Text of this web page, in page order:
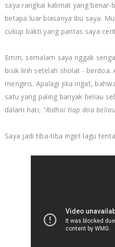
saya rangkai kalimat yang
betapa luar biasanya ibu saya.
cukup bakti yang pantas saya
Emm, semalam saya nggak
bisik lirih setelah sholat - berdoa.
mengiris. Apalagi jika ingat,
satu yang paling banyak beliau
dalam hati, "Ridhoi tiap doa
Saya jadi tiba-tiba inget lagu